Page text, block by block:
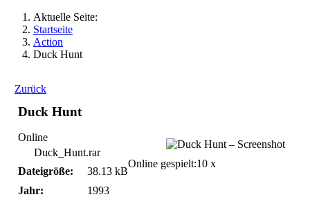
Aktuelle Seite:
Startseite
Action
Duck Hunt
Zurück
Duck Hunt
Online
Duck_Hunt.rar
Dateigröße:
38.13 kB
Jahr:
1993
Online gespielt:10 x